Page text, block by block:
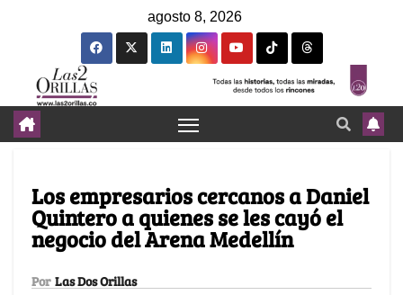
agosto 8, 2026
Los empresarios cercanos a Daniel
Quintero a quienes se les cayó el
negocio del Arena Medellín
Por Las Dos Orillas